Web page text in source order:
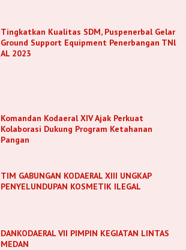
Tingkatkan Kualitas SDM, Puspenerbal Gelar
Ground Support Equipment Penerbangan TNl
AL 2023
Komandan Kodaeral XIV Ajak Perkuat
Kolaborasi Dukung Program Ketahanan
Pangan
TIM GABUNGAN KODAERAL XIII UNGKAP
PENYELUNDUPAN KOSMETIK ILEGAL
DANKODAERAL VII PIMPIN KEGIATAN LINTAS
MEDAN